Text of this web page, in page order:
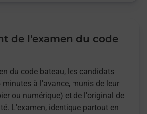
de l'examen du code
du code bateau, les candidats
minutes à l'avance, munis de leur
ou numérique) et de l'original de
L'examen, identique partout en